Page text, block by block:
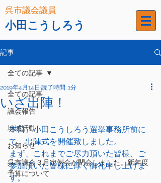
呉市議会議員
小田こうしろう
記事
全ての記事
議会報告
地域活動
お知らせ
呉市議会３月定例会が閉会しました。新年度
予算について
全ての記事
いざ出陣！
2019年4月14日 読了時間: 1分
本日、小田こうしろう選挙事務所前に
て、出陣式を開催致しました。
まず、これまでご尽力頂いた皆様、ご
参加頂いた皆様に厚く御礼申し上げま
す。